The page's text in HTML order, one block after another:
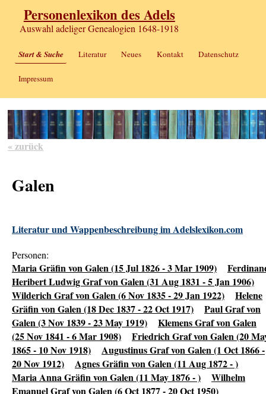
Personenlexikon des Adels
Auswahl adeliger Genealogien 1648-1918
Start & Suche Literatur Neues Kontakt Datenschutz
Impressum
« zurück
Galen
Literatur und Wappenbeschreibung im Adelslexikon.com
Personen:
Maria Gräfin von Galen (15 Jul 1826 - 3 Mar 1909)
Heribert Ludwig Graf von Galen (31 Aug 1831 - 5 Jan 1906)
Wilderich Graf von Galen (6 Nov 1835 - 29 Jan 1922)
Helene
Gräfin von Galen (18 Dec 1837 - 22 Oct 1917)
Paul Graf von
Galen (3 Nov 1839 - 23 May 1919)
Klemens Graf von Galen
(25 Nov 1841 - 6 Mar 1908)
Friedrich Graf von Galen (20
1865 - 10 Nov 1918)
Augustinus Graf von Galen (1 Oct 1866 -
20 Nov 1912)
Agnes Gräfin von Galen (11 Aug 1872 - )
Maria Anna Gräfin von Galen (11 May 1876 - )
Wilhelm
Emanuel Graf von Galen (6 Oct 1877 - 20 Oct 1950)